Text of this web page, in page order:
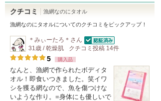
クチコミ 漁網なのにタオル
漁網なのにタオルについてのクチコミをピックアップ！
＊みぃーたろ＊ さん
認証済
31歳 / 乾燥肌 クチコミ投稿 14件
5 購入品
なんと、漁網で作られたボディタ
オル！即食いつきました。笑イワ
シを獲る網なので、魚を傷つけな
いような作り。=身体にも優しいで